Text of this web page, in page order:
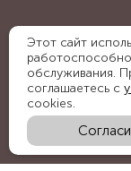
Этот сайт
обслуживания.
соглашаетесь с
cookies.